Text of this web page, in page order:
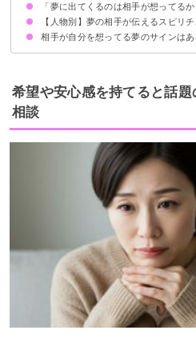
①直近で会った人は夢に出てきやすい
②フロイト・ユングの夢分析では夢
「夢に出てくるのは相手が想ってる
万葉集(奈良時代)の和歌にはその考え
平安時代には「好きな人が夢に出る
浸透
【人物別】夢の相手が伝えるスピリ
好きな人の夢は気持ちの高まり
職場の異性の夢は素敵な恋が始まる予
元彼の夢は過去に執着しているサイン
亡くなった人の夢はあなたへの重要な
元旦那の夢は現状に不満がある暗示
相手が自分を想ってる夢のサインはあ
①夢で告白された
②夢を見た後もドキドキしている
③相手との間にシンクロニシティが起
④相手と波長が共鳴し始める
⑤スピリチュアルな奇跡が起こる
希望や安心感を持てると話
相談